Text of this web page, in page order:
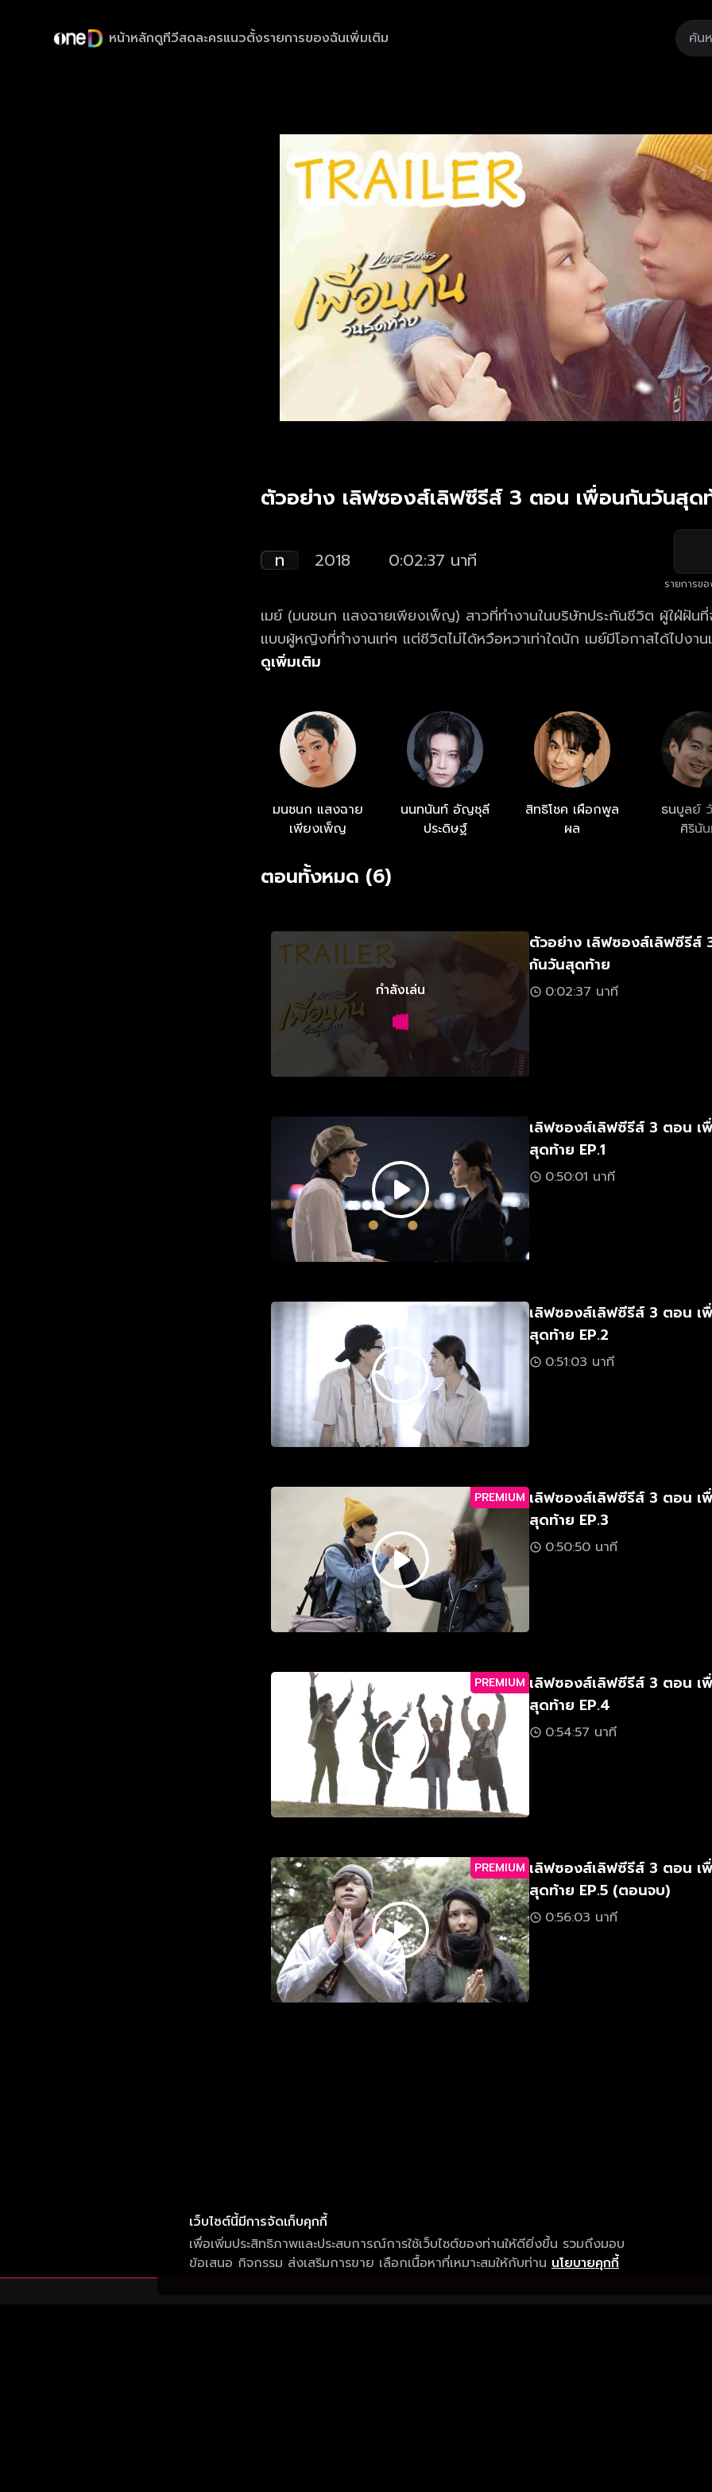
หน้าหลักดูทีวีสดละครแนวตั้งรายการของฉันเพิ่มเติม
ตัวอย่าง เลิฟซองส์เลิฟซีรีส์ 3 ตอน เพื่อนกันวันสุด
ท 2018 0:02:37 นาที
รายการข
เมย์ (มนชนก แสงฉายเพียงเพ็ญ) สาวที่ทำงานในบริษัทประกันชีวิต ผู้ใฝ่ฝัน
แบบผู้หญิงที่ทำงานเท่ๆ แต่ชีวิตไม่ได้หวือหวาเท่าใดนัก เมย์มีโอกาสได้ไปงา
เก่าสมัยมัธยมและได้พบกับ เซฟ (นนทนันท์ อัญชุลีประดิษฐ์) เกย์หนุ่มอดีตเพื่
จะร่วมเดินทางไปเที่ยวญี่ปุ่น 2 คน เนื่องจากเซฟรับงานจ้างจากเมืองคิตะคิว
เสนอลงเว็บไซต์ จึงหาคนช่วยหารค่าอาหาร ค่าเดินทาง เมย์ตกลงที่จะไป นน
ศิรินันท์) แฟนหนุ่มประหลาดใจ ในวันเดินทางเซฟรอเมย์อย่างร้อนใจเพราะปร
เมย์มาถึงด้วยสภาพที่ไม่ค่อยสู้ดีนักเนื่องจากเพิ่งเลิกกับนนท์มา การเดินทาง
ดูเพิ่มเติม
มนชนก แสงฉาย
เพียงเพ็ญ
นนทนันท์ อัญชุลี
ประดิษฐ์
สิทธิโชค เผือกพูล
ผล
ธนบูลย์
ศิรินั
ตอนทั้งหมด (6)
กำลังเล่น
ตัวอย่าง เลิฟซองส์เลิฟซีรีส์
กันวันสุดท้าย
0:02:37 นาที
เลิฟซองส์เลิฟซีรีส์ 3 ตอน เ
สุดท้าย EP.1
0:50:01 นาที
เลิฟซองส์เลิฟซีรีส์ 3 ตอน เ
สุดท้าย EP.2
0:51:03 นาที
PREMIUM เลิฟซองส์เลิฟซีรีส์ 3 ตอน เ
สุดท้าย EP.3
0:50:50 นาที
PREMIUM เลิฟซองส์เลิฟซีรีส์ 3 ตอน เ
สุดท้าย EP.4
0:54:57 นาที
PREMIUM เลิฟซองส์เลิฟซีรีส์ 3 ตอน เ
สุดท้าย EP.5 (ตอนจบ)
0:56:03 นาที
เว็บไซต์นี้มีการจัดเก็บคุกกี้
เพื่อเพิ่มประสิทธิภาพและประสบการณ์การใช้เว็บไซต์ของท่านให้ดียิ่งขึ้น รวมถึงมอบ
ข้อเสนอ กิจกรรม ส่งเสริมการขาย เลือกเนื้อหาที่เหมาะสมให้กับท่าน นโยบายคุกกี้